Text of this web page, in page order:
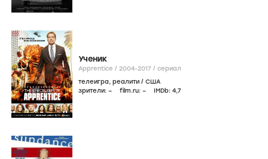
Ученик
Apprentice / 2004-2017 / сериал
телеигра, реалити / США
зрители: – film.ru: – IMDb: 4,7